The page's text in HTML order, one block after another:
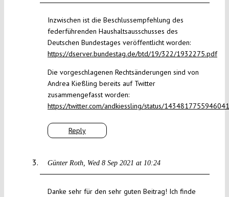
Reply
Inzwischen ist die Beschlussempfehlung des
federführenden Haushaltsausschusses des
Deutschen Bundestages veröffentlicht worden:
https://dserver.bundestag.de/btd/19/322/1932275.pdf
Die vorgeschlagenen Rechtsänderungen sind von
Andrea Kießling bereits auf Twitter
zusammengefasst worden:
https://twitter.com/andkiessling/status/
Günter Roth Wed 8 Sep 2021 at 10:24
Danke sehr für den sehr guten Beitrag! Ich finde